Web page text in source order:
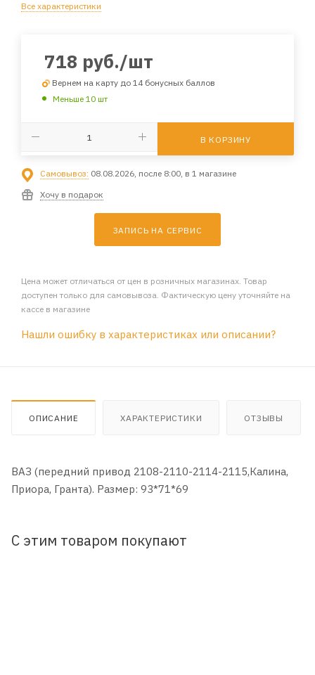
Все характеристики
718 руб./шт
Вернем на карту до 14 бонусных баллов
Меньше 10 шт
В КОРЗИНУ
Самовывоз: 08.08.2026, после 8:00, в 1 магазине
Хочу в подарок
ЗАПИСЬ НА СЕРВИС
Цена может отличаться от цен в розничных магазинах. Товар
доступен только для самовывоза. Фактическую цену уточняйте на
кассе в магазине
Нашли ошибку в характеристиках или описании?
ОПИСАНИЕ ХАРАКТЕРИСТИКИ ОТЗЫВЫ
ВАЗ (передний привод 2108-2110-2114-2115,Калина,
Приора, Гранта). Размер: 93*71*69
С этим товаром покупают